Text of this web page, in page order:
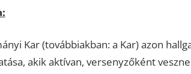
Kar (továbbiakban: a Kar) azon
akik aktívan, versenyzőként